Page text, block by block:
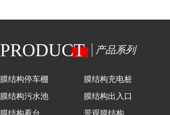
PRODUCT 产品系列
膜结构停车棚
膜结构充电桩
膜结构污水池
膜结构出入口
膜结构看台
景观膜结构